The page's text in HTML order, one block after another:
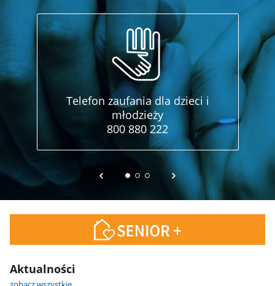
Telefon zaufania dla dzieci i
młodzieży
800 880 222
Aktualności